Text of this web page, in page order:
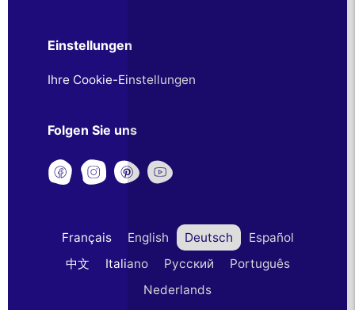
Einstellungen
Ihre Cookie-Einstellungen
Folgen Sie uns
Français English Deutsch
Español
中文
Italiano Русский
Português
Nederlands